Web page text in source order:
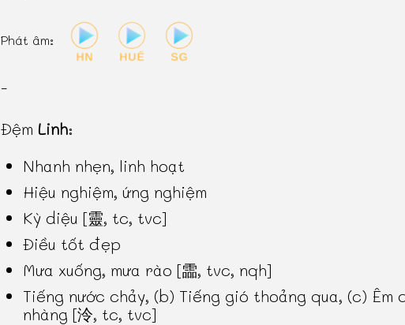
Phát âm:
-
Đệm Linh:
Nhanh nhẹn, linh hoạt
Hiệu nghiệm, ứng nghiệm
Kỳ diệu [靈, tc, tvc]
Điều tốt đẹp
Mưa xuống, mưa rào [霝, tvc, nqh]
Tiếng nước chảy, (b) Tiếng gió thoảng qua, (c) Êm
nhàng [泠, tc, tvc]